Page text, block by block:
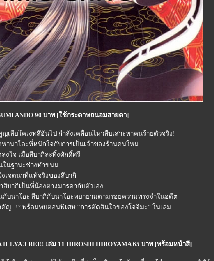
ANDO 90 บาท [ใช้กระดาษถนอมสายตา]
เสียโคเงทสึอันไป กำลังเคลื่อนไหวสืบเสาะหาคนร้ายตัวจริง!
านาโอะที่หนักใจกับการเป็นเจ้าของร้านคนใหม่
งใจ เมื่อสึบากิละทิ้งศักดิ์ศรี
ในฐานะช่างทำขนม
จเจตนาที่แท้จริงของสึบากิ
บากิเป็นพี่น้องต่างมารดากับตัวเอง
กับนาโอะ สึบากิกับนาโอะพยายามตามรอยความทรงจำในอดีต
...!? พร้อมพบตอนพิเศษ “การตัดสินใจของโจจิมะ” ในเล่ม
ILLYA 3 REI!! เล่ม 11 HIROSHI HIROYAMA 65 บาท [พร้อมหน้าสี]